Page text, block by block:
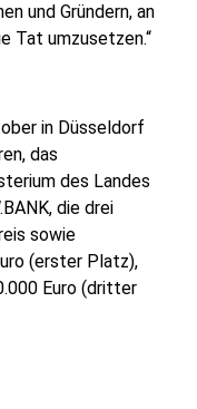
und Gründern, an
Tat umzusetzen.“
in Düsseldorf
das
des Landes
die drei
sowie
(erster Platz),
Euro (dritter